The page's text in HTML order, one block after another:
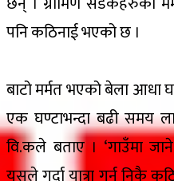
पनि कठिनाई भएको छ ।
बाटो मर्मत भएको बेला आधा
एक घण्टाभन्दा बढी समय
वि.कले बताए । ‘गाउँमा